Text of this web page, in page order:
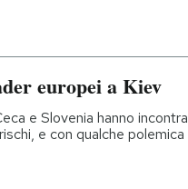
europei a Kiev
e Slovenia hanno
e con qualche polemica